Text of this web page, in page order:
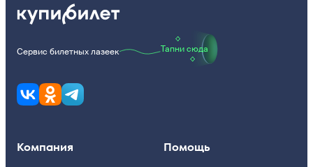
Сервис билетных лазеек Тапни сюда
Компания Помощь